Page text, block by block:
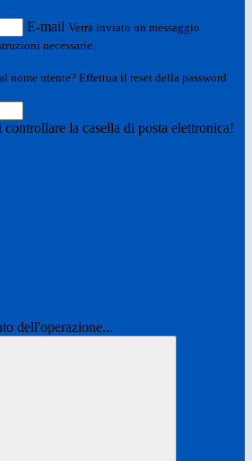
E-mail Verrà inviato un messaggio
necessarie.
nome utente? Effettua il reset della password
la casella di posta elettronica!
dell'operazione...